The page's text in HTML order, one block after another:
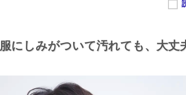
服にしみがついて汚れても、 大丈